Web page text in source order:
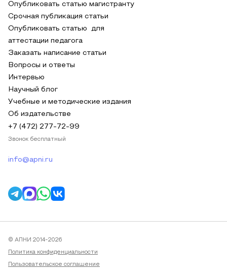
Опубликовать статью магистранту
Срочная публикация статьи
Опубликовать статью для
аттестации педагога
Заказать написание статьи
Вопросы и ответы
Интервью
Научный блог
Учебные и методические издания
Об издательстве
+7 (472) 277-72-99
Звонок бесплатный
info@apni.ru
© АПНИ 2014-2026
Политика конфиденциальности
Пользовательское соглашение